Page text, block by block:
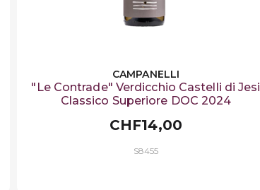
CAMPANELLI
"Le Contrade" Verdicchio Castelli di Jesi
Classico Superiore DOC 2024
CHF14,00
S8455